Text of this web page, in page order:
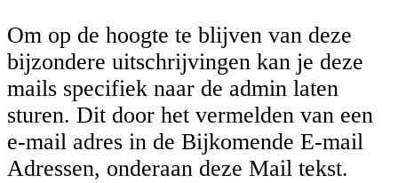
Om op de hoogte te blijven van deze
bijzondere uitschrijvingen kan je deze
mails specifiek naar de admin laten
sturen. Dit door het vermelden van een
e-mail adres in de Bijkomende E-mail
Adressen, onderaan deze Mail tekst.